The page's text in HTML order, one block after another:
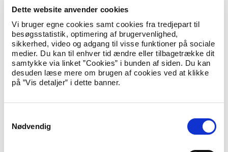
Dette website anvender cookies
Vi bruger egne cookies samt cookies fra tredjepart til
besøgsstatistik, optimering af brugervenlighed,
sikkerhed, video og adgang til visse funktioner på sociale
medier. Du kan til enhver tid ændre eller tilbagetrække dit
samtykke via linket ”Cookies” i bunden af siden. Du kan
desuden læse mere om brugen af cookies ved at klikke
på ”Vis detaljer” i dette banner.
Nødvendig
Fact finding mission to Nigeria IFA 2008
Landerapport
Report of Joint British-Danish Fact-Finding Mission to
Lagos and Abuja, Nigeria. 9 - 27 September 2007 and 5 -
12 January 2008
Publiceret 14.08.2008
Landeoplysninger
En undersøgelse af markedet, danske firmaers
rekruttering samt andre landes praksis på området.